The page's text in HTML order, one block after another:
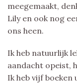
meegemaakt,
Lily en ook nog
ons heen.
Ik heb natuurlijk
aandacht opeist,
Ik heb vijf boeken